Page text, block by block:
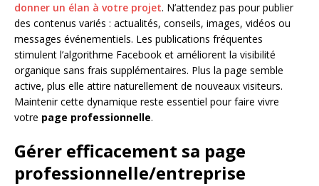
donner un élan à votre projet. N’attendez pas pour publier
des contenus variés : actualités, conseils, images, vidéos ou
messages événementiels. Les publications fréquentes
stimulent l’algorithme Facebook et améliorent la visibilité
organique sans frais supplémentaires. Plus la page semble
active, plus elle attire naturellement de nouveaux visiteurs.
Maintenir cette dynamique reste essentiel pour faire vivre
votre page professionnelle.
Gérer efficacement sa page
professionnelle/entreprise